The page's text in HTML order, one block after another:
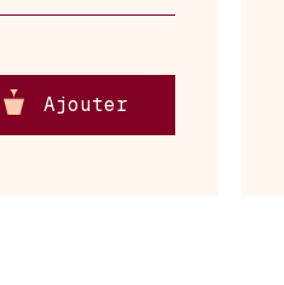
Ajouter